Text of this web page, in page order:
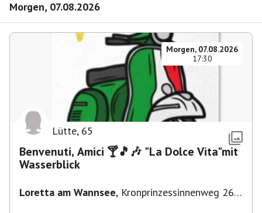
Morgen, 07.08.2026
Morgen, 07.08.2026
17:30
Lütte, 65
Benvenuti, Amici 🍸🎵🎶 "La Dolce Vita"mit
Wasserblick
Loretta am Wannsee, Kronprinzessinnenweg 260,